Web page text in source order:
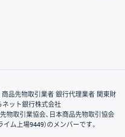
商品先物取引業者 銀行代理業者 関東財
ネット銀行株式会社
物取引業協会、日本商品先物取引協会
ム上場9449）のメンバーです。